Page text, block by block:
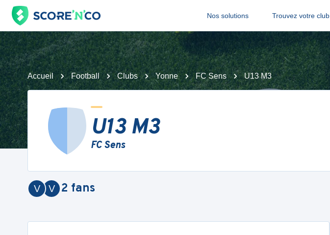
Nos solutions Trouvez votre club
Accueil Football Clubs Yonne FC Sens U13 M3
U13 M3
FC Sens
V
V 2 fans